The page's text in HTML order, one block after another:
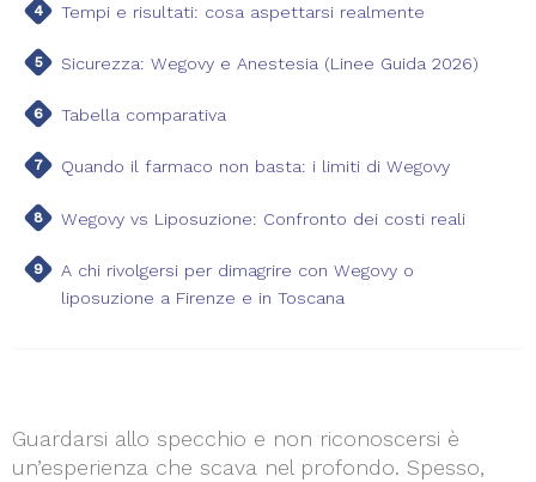
Tempi e risultati: cosa aspettarsi realmente
Sicurezza: Wegovy e Anestesia (Linee Guida 2026)
Tabella comparativa
Quando il farmaco non basta: i limiti di Wegovy
Wegovy vs Liposuzione: Confronto dei costi reali
A chi rivolgersi per dimagrire con Wegovy o
liposuzione a Firenze e in Toscana
Guardarsi allo specchio e non riconoscersi è
un’esperienza che scava nel profondo. Spesso,